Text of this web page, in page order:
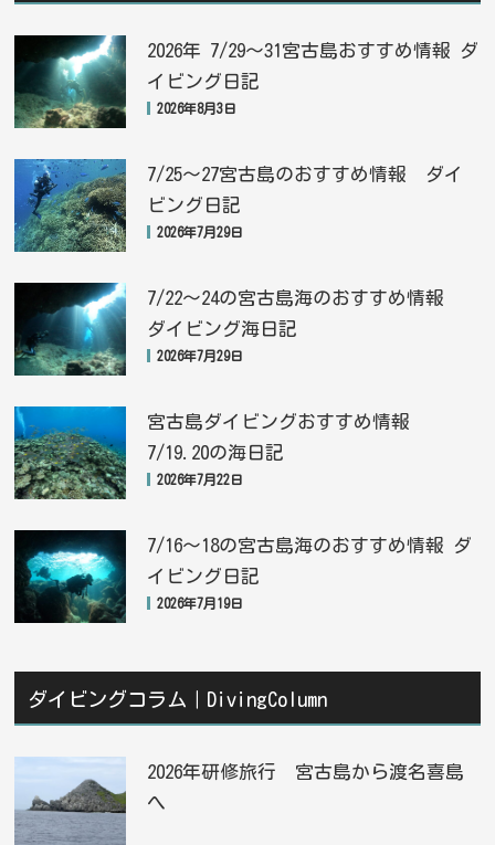
2026年 7/29〜31宮古島おすすめ情報 ダ
イビング日記
2026年8月3日
7/25〜27宮古島のおすすめ情報 ダイ
ビング日記
2026年7月29日
7/22〜24の宮古島海のおすすめ情報
ダイビング海日記
2026年7月29日
宮古島ダイビングおすすめ情報
7/19.20の海日記
2026年7月22日
7/16〜18の宮古島海のおすすめ情報 ダ
イビング日記
2026年7月19日
ダイビングコラム｜DivingColumn
2026年研修旅行 宮古島から渡名喜島
へ